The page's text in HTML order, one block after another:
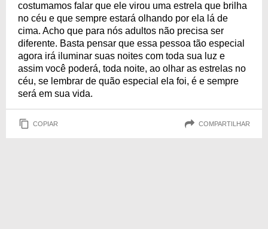
costumamos falar que ele virou uma estrela que brilha
no céu e que sempre estará olhando por ela lá de
cima. Acho que para nós adultos não precisa ser
diferente. Basta pensar que essa pessoa tão especial
agora irá iluminar suas noites com toda sua luz e
assim você poderá, toda noite, ao olhar as estrelas no
céu, se lembrar de quão especial ela foi, é e sempre
será em sua vida.
COPIAR COMPARTILHAR